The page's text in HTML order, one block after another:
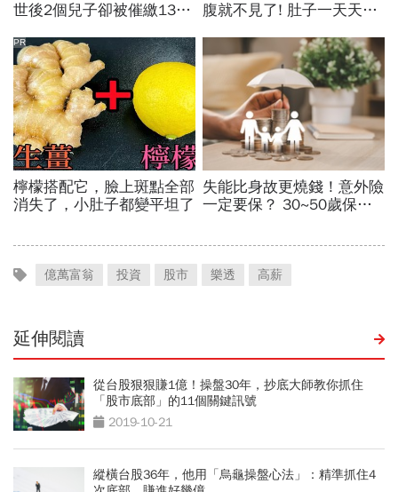
億萬富翁 投資 股市 樂透 高薪
延伸閱讀
從台股狠狠賺1億！操盤30年，抄底大師教你抓住
「股市底部」的11個關鍵訊號
2019-10-21
縱橫台股36年，他用「烏龜操盤心法」：精準抓住4